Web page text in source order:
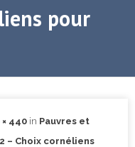
pour
× 440 in Pauvres et
– Choix cornéliens